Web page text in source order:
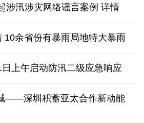
涉汛涉灾网络谣言案例 详情
10余省份有暴雨局地特大暴雨
上午启动防汛二级应急响应
——深圳积蓄亚太合作新动能